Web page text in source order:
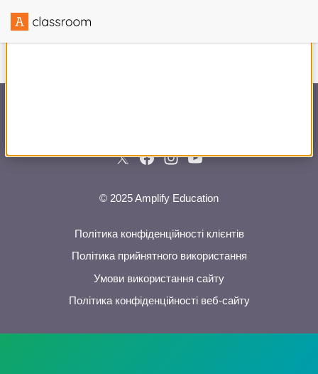
© 2025 Amplify Education
Політика конфіденційності клієнтів
Політика прийнятного використання
Умови використання сайту
Політика конфіденційності веб-сайту